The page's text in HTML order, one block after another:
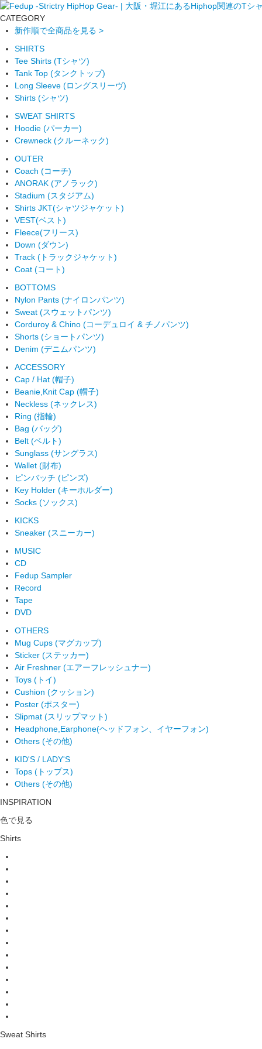
CATEGORY
新作順で全商品を見る >
SHIRTS
Tee Shirts (Tシャツ)
Tank Top (タンクトップ)
Long Sleeve (ロングスリーヴ)
Shirts (シャツ)
SWEAT SHIRTS
Hoodie (パーカー)
Crewneck (クルーネック)
OUTER
Coach (コーチ)
ANORAK (アノラック)
Stadium (スタジアム)
Shirts JKT(シャツジャケット)
VEST(ベスト)
Fleece(フリース)
Down (ダウン)
Track (トラックジャケット)
Coat (コート)
BOTTOMS
Nylon Pants (ナイロンパンツ)
Sweat (スウェットパンツ)
Corduroy & Chino (コーデュロイ & チノパンツ)
Shorts (ショートパンツ)
Denim (デニムパンツ)
ACCESSORY
Cap / Hat (帽子)
Beanie,Knit Cap (帽子)
Neckless (ネックレス)
Ring (指輪)
Bag (バッグ)
Belt (ベルト)
Sunglass (サングラス)
Wallet (財布)
ピンバッチ (ピンズ)
Key Holder (キーホルダー)
Socks (ソックス)
KICKS
Sneaker (スニーカー)
MUSIC
CD
Fedup Sampler
Record
Tape
DVD
OTHERS
Mug Cups (マグカップ)
Sticker (ステッカー)
Air Freshner (エアーフレッシュナー)
Toys (トイ)
Cushion (クッション)
Poster (ポスター)
Slipmat (スリップマット)
Headphone,Earphone(ヘッドフォン、イヤーフォン)
Others (その他)
KID'S / LADY'S
Tops (トップス)
Others (その他)
INSPIRATION
色で見る
Shirts
Sweat Shirts